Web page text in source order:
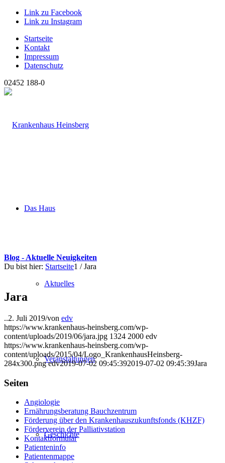
Link zu Facebook
Link zu Instagram
Startseite
Kontakt
Impressum
Datenschutz
02452 188-0
Das Haus
Aktuelles
Veranstaltungen
Geschichte
Blog - Aktuelle Neuigkeiten
Du bist hier: Startseite1 / Jara
Jara
..2. Juli 2019/von edv
https://www.krankenhaus-heinsberg.com/wp-
content/uploads/2019/06/jara.jpg 1324 2000 edv
https://www.krankenhaus-heinsberg.com/wp-
content/uploads/2015/04/Logo_KrankenhausHeinsberg-
284x300.png edv2019-07-02 09:45:392019-07-02 09:45:39Jara
Seiten
Angiologie
Ernährungsberatung Bauchzentrum
Förderung über den Krankenhauszukunftsfonds (KHZF)
Förderverein der Palliativstation
Kontaktformular
Patienteninfo
Patientenmappe